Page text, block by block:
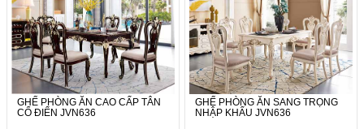
GHẾ PHÒNG ĂN CAO CẤP TÂN
CỔ ĐIỂN JVN636
GHẾ PHÒNG ĂN SANG TRỌNG
NHẬP KHẨU JVN636